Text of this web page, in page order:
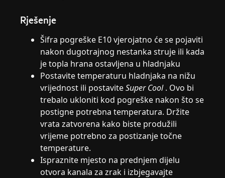
Rješenje
Šifra pogreške E10 vjerojatno će se pojaviti
nakon dugotrajnog nestanka struje ili kada
je topla hrana ostavljena u hladnjaku
Postavite temperaturu hladnjaka na nižu
vrijednost ili postaviteSuper Cool. Ovo bi
trebalo ukloniti kod pogreške nakon što se
postigne potrebna temperatura. Držite
vrata zatvorena kako biste produžili
vrijeme potrebno za postizanje točne
temperature.
Ispraznite mjesto na prednjem dijelu
otvora kanala za zrak i izbjegavajte